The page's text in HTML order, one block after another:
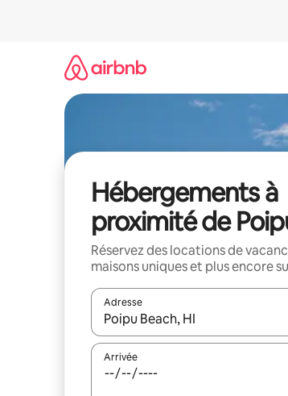
Hébergements à
proximité de
Réservez des locations de
maisons uniques et plus encore
Adresse
Lorsque les résultats s'affichent,
Arrivée